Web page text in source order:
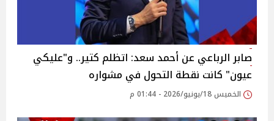
صابر الرباعي عن أحمد سعد: اتظلم كتير.. و"عليكي
عيون" كانت نقطة التحول في مشواره
الخميس 18/يونيو/2026 - 01:44 م